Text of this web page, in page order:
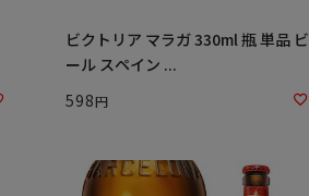
ビクトリア マラガ 330ml 瓶 単品 ビ
ール スペイン ...
598